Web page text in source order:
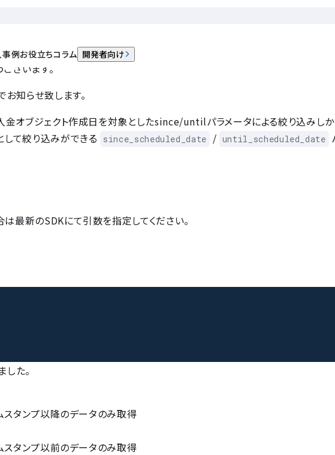
事例お役立ちコラム 開発者向け
ざいます。
知らせ致します。
金オブジェクト作成日を対象としたsince/untilパラメータによる絞り込みし
して絞り込みができる
since_scheduled_date / until_scheduled_date
最新のSDKにて引数を指定してください。
た。
タンプ以降のデータのみ取得
タンプ以前のデータのみ取得